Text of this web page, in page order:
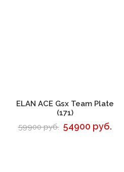
В корзину
ELAN ACE Gsx Team Plate
(171)
59900 руб. 54900 руб.